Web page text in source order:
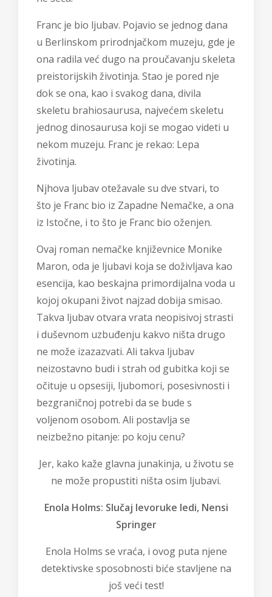
Franc je bio ljubav. Pojavio se jednog dana
u Berlinskom prirodnjačkom muzeju, gde je
ona radila već dugo na proučavanju skeleta
preistorijskih životinja. Stao je pored nje
dok se ona, kao i svakog dana, divila
skeletu brahiosaurusa, najvećem skeletu
jednog dinosaurusa koji se mogao videti u
nekom muzeju. Franc je rekao: Lepa
životinja.
Njhova ljubav otežavale su dve stvari, to
što je Franc bio iz Zapadne Nemačke, a ona
iz Istočne, i to što je Franc bio oženjen.
Ovaj roman nemačke književnice Monike
Maron, oda je ljubavi koja se doživljava kao
esencija, kao beskajna primordijalna voda u
kojoj okupani život najzad dobija smisao.
Takva ljubav otvara vrata neopisivoj strasti
i duševnom uzbuđenju kakvo ništa drugo
ne može izazazvati. Ali takva ljubav
neizostavno budi i strah od gubitka koji se
očituje u opsesiji, ljubomori, posesivnosti i
bezgraničnoj potrebi da se bude s
voljenom osobom. Ali postavlja se
neizbežno pitanje: po koju cenu?
Jer, kako kaže glavna junakinja, u životu se
ne može propustiti ništa osim ljubavi.
Enola Holms: Slučaj levoruke ledi, Nensi
Springer
Enola Holms se vraća, i ovog puta njene
detektivske sposobnosti biće stavljene na
još veći test!